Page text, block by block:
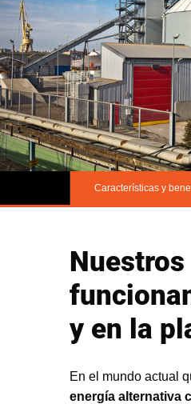
Características y
y en la
En el mundo actual
energía alternativa